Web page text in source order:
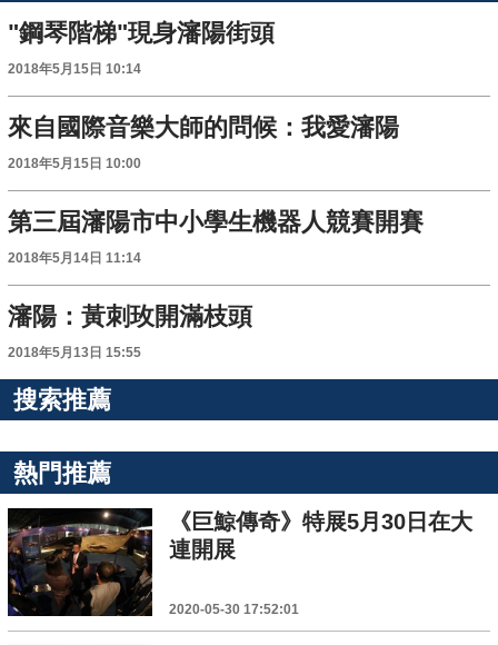
"鋼琴階梯"現身瀋陽街頭
2018年5月15日 10:14
來自國際音樂大師的問候：我愛瀋陽
2018年5月15日 10:00
第三屆瀋陽市中小學生機器人競賽開賽
2018年5月14日 11:14
瀋陽：黃刺玫開滿枝頭
2018年5月13日 15:55
搜索推薦
熱門推薦
《巨鯨傳奇》特展5月30日在大
連開展
2020-05-30 17:52:01